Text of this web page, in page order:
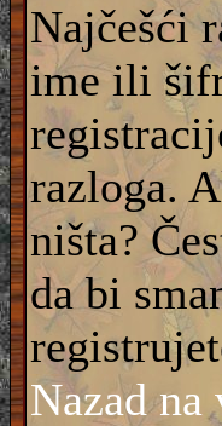
Najčešći
ime ili
razloga.
ništa?
da bi
Nazad na